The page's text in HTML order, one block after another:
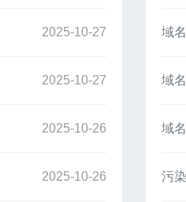
2025-10-27
2025-10-27
2025-10-26
2025-10-26
域
域
污